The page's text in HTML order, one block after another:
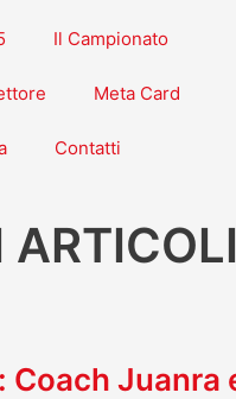
Il Campionato
Meta Card
Contatti
ARTICOLI
Coach Juanra